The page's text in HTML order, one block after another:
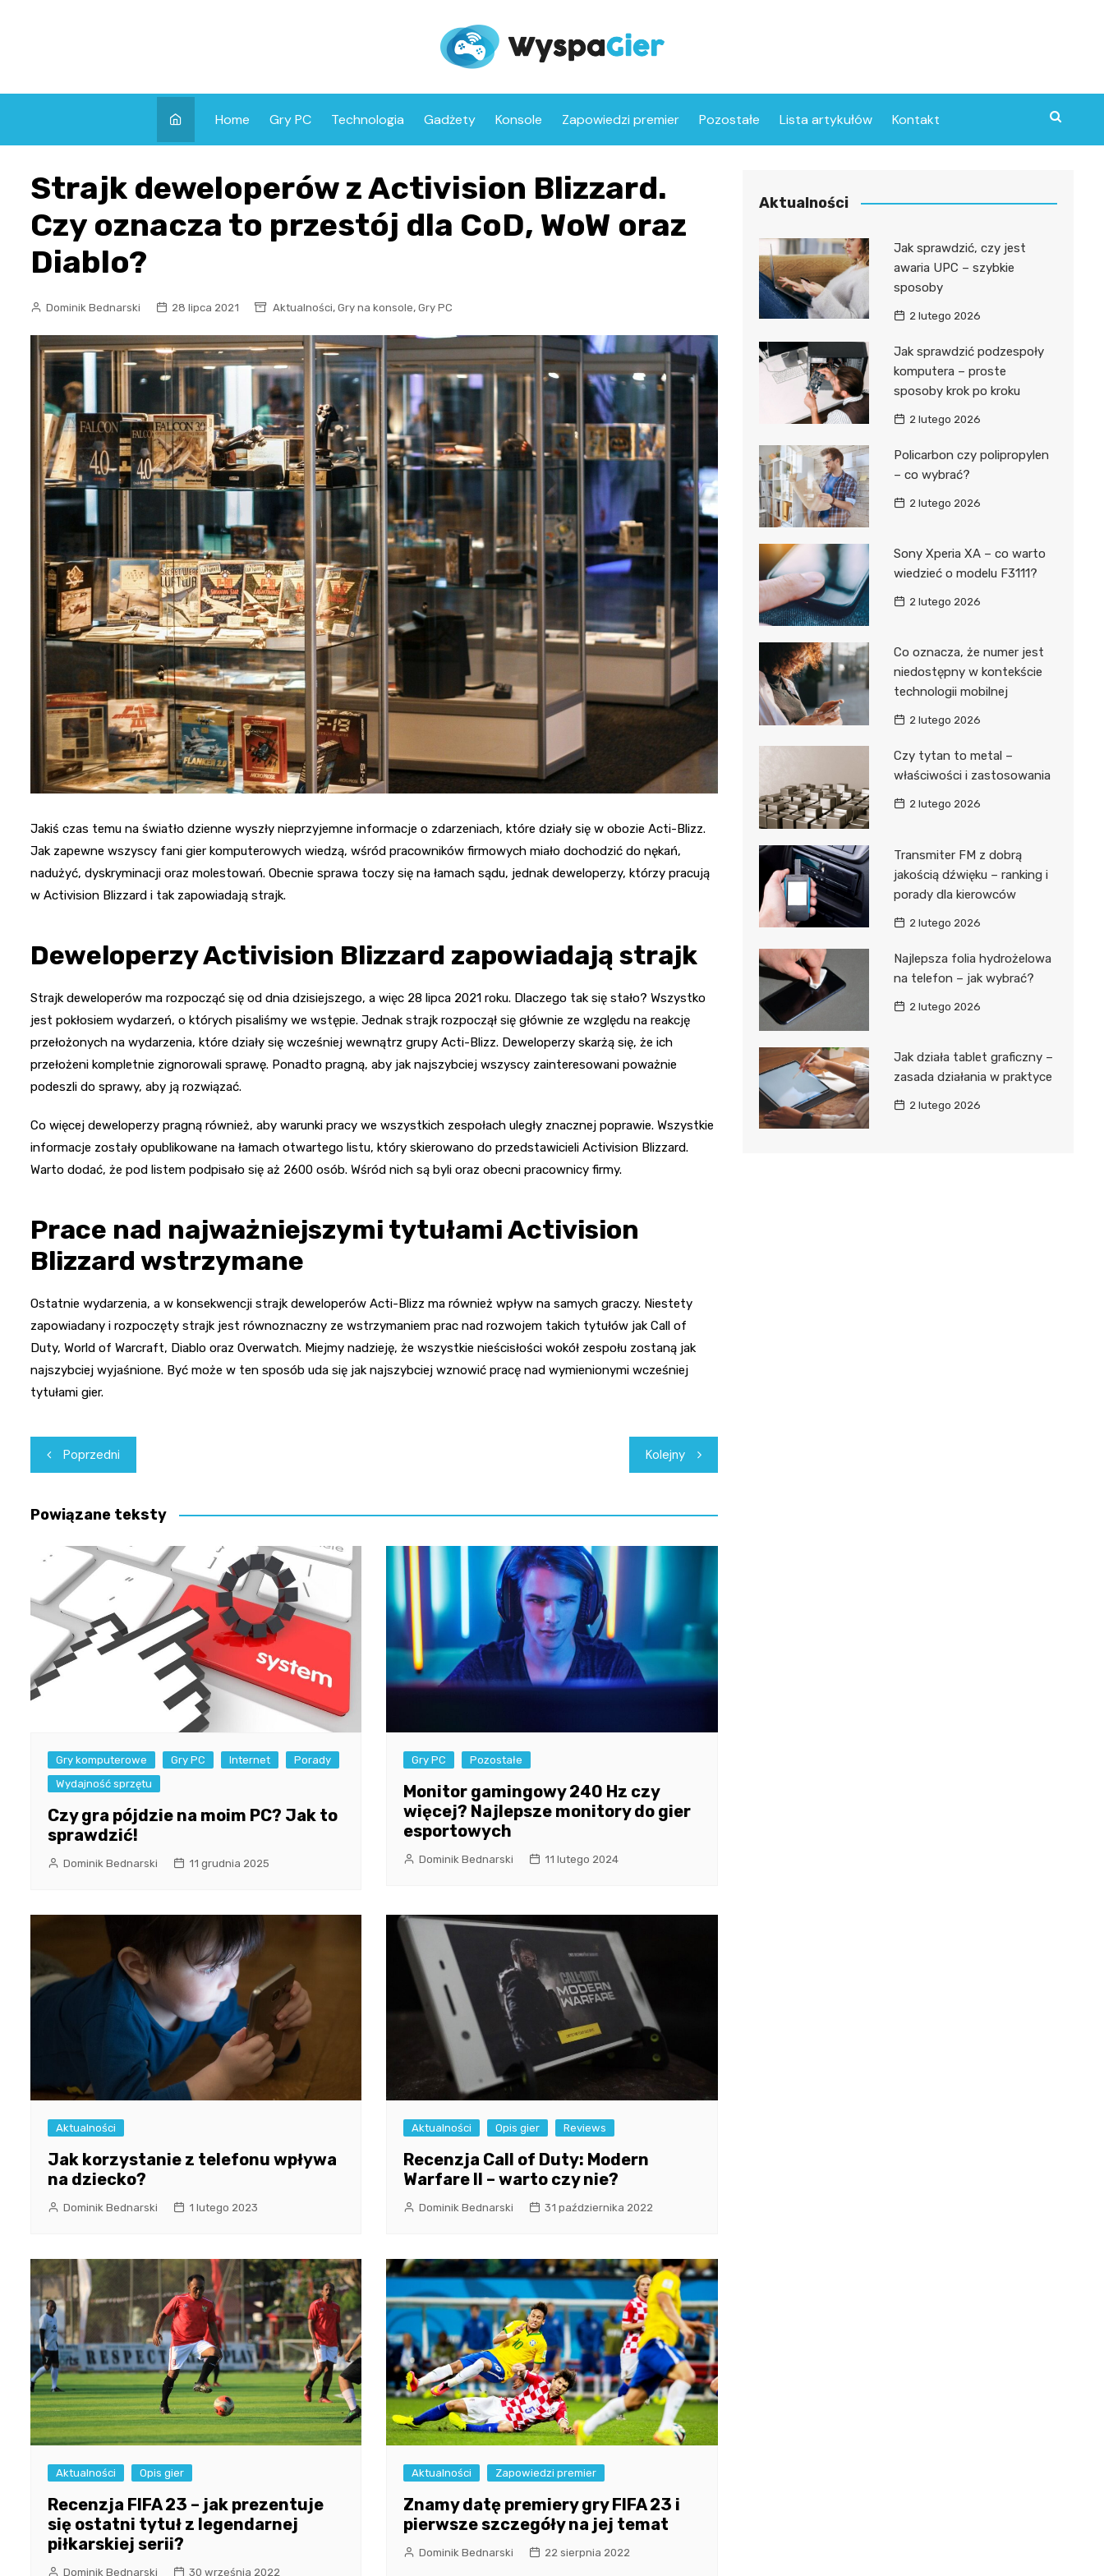
Home Gry PC Technologia Gadżety Konsole Zapowiedzi premier Pozostałe Lista artykułów Kontakt
Strajk deweloperów z Activision Blizzard.
Czy oznacza to przestój dla CoD, WoW oraz
Diablo?
Dominik Bednarski 28 lipca 2021 Aktualności, Gry na konsole, Gry PC
Jakiś czas temu na światło dzienne wyszły nieprzyjemne informacje o zdarzeniach, które działy się w obozie Acti-Blizz.
Jak zapewne wszyscy fani gier komputerowych wiedzą, wśród pracowników firmowych miało dochodzić do nękań,
nadużyć, dyskryminacji oraz molestowań. Obecnie sprawa toczy się na łamach sądu, jednak deweloperzy, którzy pracują
w Activision Blizzard i tak zapowiadają strajk.
Deweloperzy Activision Blizzard zapowiadają strajk
Strajk deweloperów ma rozpocząć się od dnia dzisiejszego, a więc 28 lipca 2021 roku. Dlaczego tak się stało? Wszystko
jest pokłosiem wydarzeń, o których pisaliśmy we wstępie. Jednak strajk rozpoczął się głównie ze względu na reakcję
przełożonych na wydarzenia, które działy się wcześniej wewnątrz grupy Acti-Blizz. Deweloperzy skarżą się, że ich
przełożeni kompletnie zignorowali sprawę. Ponadto pragną, aby jak najszybciej wszyscy zainteresowani poważnie
podeszli do sprawy, aby ją rozwiązać.
Co więcej deweloperzy pragną również, aby warunki pracy we wszystkich zespołach uległy znacznej poprawie. Wszystkie
informacje zostały opublikowane na łamach otwartego listu, który skierowano do przedstawicieli Activision Blizzard.
Warto dodać, że pod listem podpisało się aż 2600 osób. Wśród nich są byli oraz obecni pracownicy firmy.
Prace nad najważniejszymi tytułami Activision
Blizzard wstrzymane
Ostatnie wydarzenia, a w konsekwencji strajk deweloperów Acti-Blizz ma również wpływ na samych graczy. Niestety
zapowiadany i rozpoczęty strajk jest równoznaczny ze wstrzymaniem prac nad rozwojem takich tytułów jak Call of
Duty, World of Warcraft, Diablo oraz Overwatch. Miejmy nadzieję, że wszystkie nieścisłości wokół zespołu zostaną jak
najszybciej wyjaśnione. Być może w ten sposób uda się jak najszybciej wznowić pracę nad wymienionymi wcześniej
tytułami gier.
Nawigacja
wpisu
Poprzedni Kolejny
Powiązane teksty
Gry komputerowe Gry PC Internet
Porady
Wydajność sprzętu
Czy gra pójdzie na moim PC? Jak to
sprawdzić!
Dominik Bednarski 11 grudnia 2025
Gry PC Pozostałe
Monitor gamingowy 240 Hz czy
więcej? Najlepsze monitory do gier
esportowych
Dominik Bednarski 11 lutego 2024
Aktualności
Jak korzystanie z telefonu wpływa
na dziecko?
Dominik Bednarski 1 lutego 2023
Aktualności Opis gier Reviews
Recenzja Call of Duty: Modern
Warfare II – warto czy nie?
Dominik Bednarski 31 października 2022
Aktualności Opis gier
Recenzja FIFA 23 – jak prezentuje
się ostatni tytuł z legendarnej
piłkarskiej serii?
Dominik Bednarski 30 września 2022
Aktualności Zapowiedzi premier
Znamy datę premiery gry FIFA 23 i
pierwsze szczegóły na jej temat
Dominik Bednarski 22 sierpnia 2022
Aktualności
Jak sprawdzić, czy jest
awaria UPC – szybkie
sposoby
2 lutego 2026
Jak sprawdzić podzespoły
komputera – proste
sposoby krok po kroku
2 lutego 2026
Policarbon czy polipropylen
– co wybrać?
2 lutego 2026
Sony Xperia XA – co warto
wiedzieć o modelu F3111?
2 lutego 2026
Co oznacza, że numer jest
niedostępny w kontekście
technologii mobilnej
2 lutego 2026
Czy tytan to metal –
właściwości i zastosowania
2 lutego 2026
Transmiter FM z dobrą
jakością dźwięku – ranking i
porady dla kierowców
2 lutego 2026
Najlepsza folia hydrożelowa
na telefon – jak wybrać?
2 lutego 2026
Jak działa tablet graficzny –
zasada działania w praktyce
2 lutego 2026